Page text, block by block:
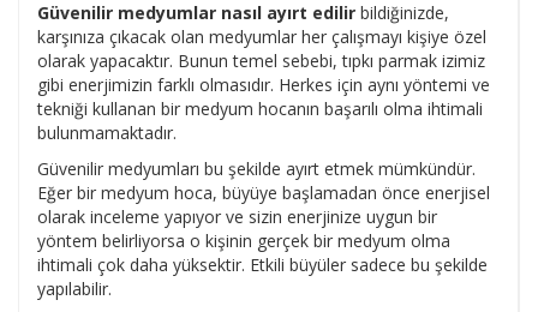
Güvenilir medyumlar nasıl ayırt edilir bildiğinizde,
karşınıza çıkacak olan medyumlar her çalışmayı kişiye özel
olarak yapacaktır. Bunun temel sebebi, tıpkı parmak izimiz
gibi enerjimizin farklı olmasıdır. Herkes için aynı yöntemi ve
tekniği kullanan bir medyum hocanın başarılı olma ihtimali
bulunmamaktadır.
Güvenilir medyumları bu şekilde ayırt etmek mümkündür.
Eğer bir medyum hoca, büyüye başlamadan önce enerjisel
olarak inceleme yapıyor ve sizin enerjinize uygun bir
yöntem belirliyorsa o kişinin gerçek bir medyum olma
ihtimali çok daha yüksektir. Etkili büyüler sadece bu şekilde
yapılabilir.